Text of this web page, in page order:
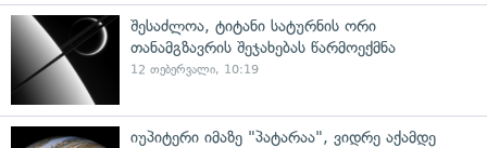
შესაძლოა, ტიტანი სატურნის ორი
თანამგზავრის შეჯახებას წარმოექმნა
12 თებერვალი, 10:19
იუპიტერი იმაზე "პატარაა", ვიდრე აქამდე